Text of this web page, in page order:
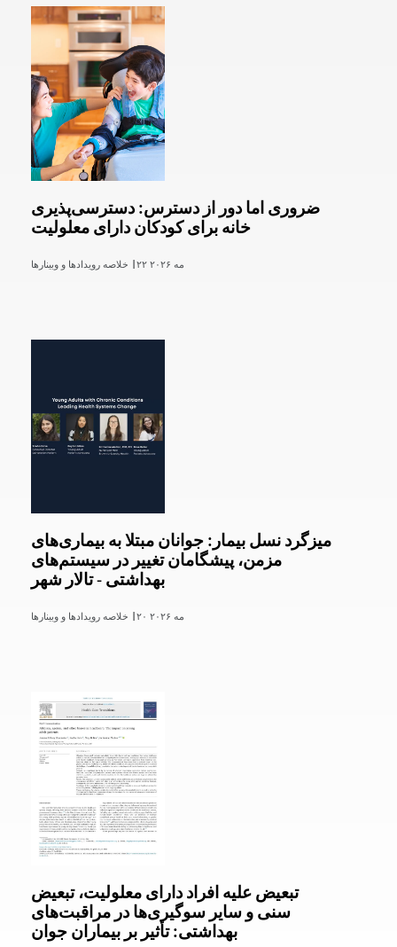
ضروری اما دور از دسترس: دسترسی‌پذیری
خانه برای کودکان دارای معلولیت
۲۲ مه ۲۰۲۶
میزگرد نسل بیمار: جوانان مبتلا به بیماری‌های
مزمن، پیشگامان تغییر در سیستم‌های
بهداشتی - تالار شهر
۲۰ مه ۲۰۲۶
تبعیض علیه افراد دارای معلولیت، تبعیض
سنی و سایر سوگیری‌ها در مراقبت‌های
بهداشتی: تأثیر بر بیماران جوان